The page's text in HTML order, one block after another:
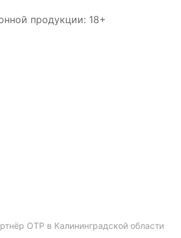
продукции: 18+
ОТР в Калининградской области